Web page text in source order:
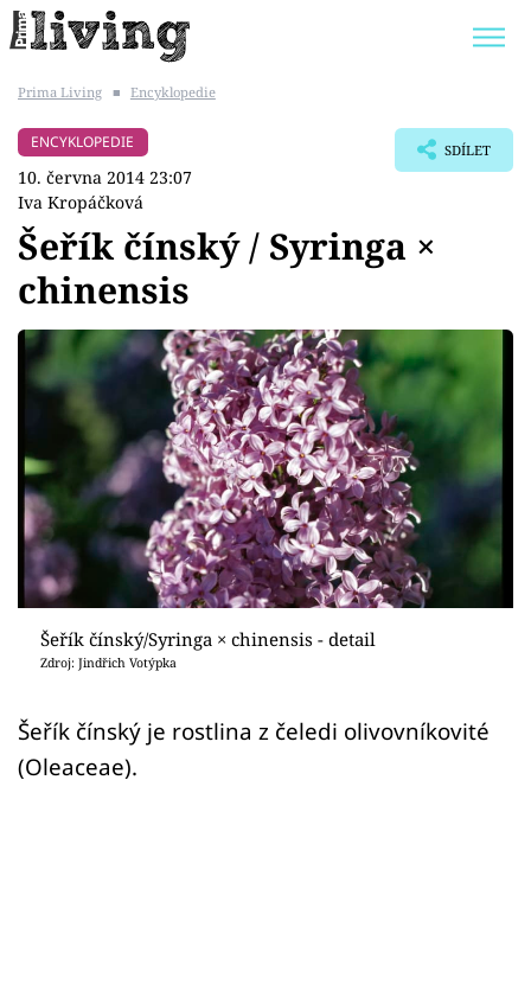
BYDLENÍ SLAVNÝCH
Témata
Bydlení
Zahrada
Design
Sledujte prima+
Přihlášení
Prima Living ■ Encyklopedie
ENCYKLOPEDIE
10. června 2014 23:07
Iva Kropáčková
SDÍLET
Šeřík čínský / Syringa ×
chinensis
Šeřík čínský/Syringa × chinensis - detail
Zdroj: Jindřich Votýpka
Šeřík čínský je rostlina z čeledi olivovníkovité
(Oleaceae).